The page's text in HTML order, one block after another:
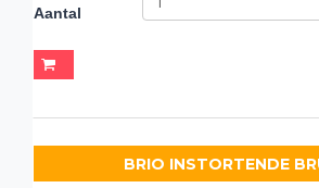
Aantal
BRIO INSTORTENDE